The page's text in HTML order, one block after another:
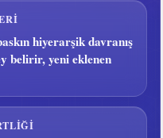
hiyerarşik davranış
belirir, yeni eklenen